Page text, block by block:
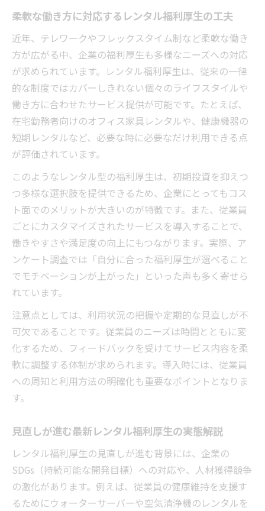
柔軟な働き方に対応するレンタル福利厚生の工夫
近年、テレワークやフレックスタイム制など柔軟な働き
方が広がる中、企業の福利厚生も多様なニーズへの対応
が求められています。レンタル福利厚生は、従来の一律
的な制度ではカバーしきれない個々のライフスタイルや
働き方に合わせたサービス提供が可能です。たとえば、
在宅勤務者向けのオフィス家具レンタルや、健康機器の
短期レンタルなど、必要な時に必要なだけ利用できる点
が評価されています。
このようなレンタル型の福利厚生は、初期投資を抑えつ
つ多様な選択肢を提供できるため、企業にとってもコス
ト面でのメリットが大きいのが特徴です。また、従業員
ごとにカスタマイズされたサービスを導入することで、
働きやすさや満足度の向上にもつながります。実際、ア
ンケート調査では「自分に合った福利厚生が選べること
でモチベーションが上がった」といった声も多く寄せら
れています。
注意点としては、利用状況の把握や定期的な見直しが不
可欠であることです。従業員のニーズは時間とともに変
化するため、フィードバックを受けてサービス内容を柔
軟に調整する体制が求められます。導入時には、従業員
への周知と利用方法の明確化も重要なポイントとなりま
す。
見直しが進む最新レンタル福利厚生の実態解説
レンタル福利厚生の見直しが進む背景には、企業の
SDGs（持続可能な開発目標）への対応や、人材獲得競争
の激化があります。例えば、従業員の健康維持を支援す
るためにウォーターサーバーや空気清浄機のレンタルを